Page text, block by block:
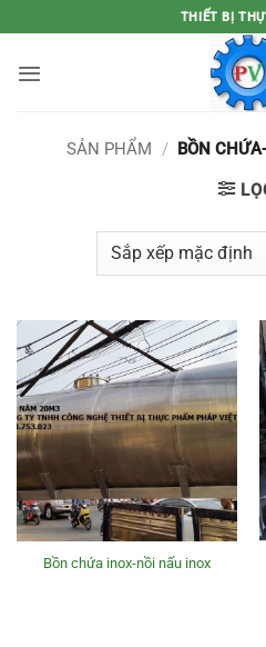
qua
nội
THIẾT BỊ
SẢN PHẨM / BỒN
Bồn chứa inox-nồi nấu inox